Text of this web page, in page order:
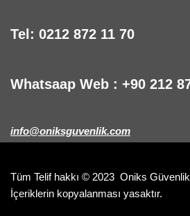
Tel: 0212 872 11 70
Whatsaap Web : +90 212
info@oniksguvenlik.com
Tüm Telif hakkı © 2023 Oniks Güvenlik
İçeriklerin kopyalanması yasaktır.